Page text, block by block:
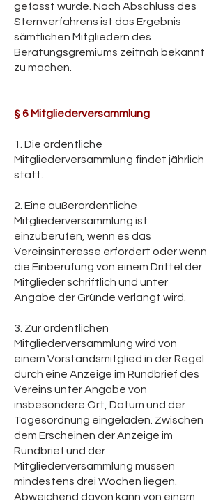
gefasst wurde. Nach Abschluss des
Sternverfahrens ist das Ergebnis
sämtlichen Mitgliedern des
Beratungsgremiums zeitnah bekannt
zu machen.
§ 6 Mitgliederversammlung
1. Die ordentliche
Mitgliederversammlung findet jährlich
statt.
2. Eine außerordentliche
Mitgliederversammlung ist
einzuberufen, wenn es das
Vereinsinteresse erfordert oder wenn
die Einberufung von einem Drittel der
Mitglieder schriftlich und unter
Angabe der Gründe verlangt wird.
3. Zur ordentlichen
Mitgliederversammlung wird von
einem Vorstandsmitglied in der Regel
durch eine Anzeige im Rundbrief des
Vereins unter Angabe von
insbesondere Ort, Datum und der
Tagesordnung eingeladen. Zwischen
dem Erscheinen der Anzeige im
Rundbrief und der
Mitgliederversammlung müssen
mindestens drei Wochen liegen.
Abweichend davon kann von einem